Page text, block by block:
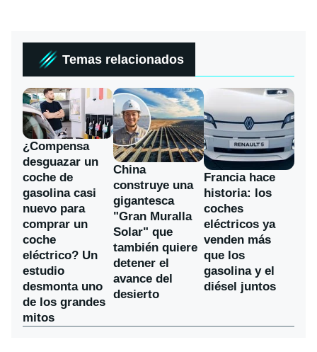
Temas relacionados
¿Compensa
desguazar un
coche de
gasolina casi
nuevo para
comprar un
coche
eléctrico? Un
estudio
desmonta uno
de los grandes
mitos
China
construye una
gigantesca
"Gran Muralla
Solar" que
también quiere
detener el
avance del
desierto
Francia hace
historia: los
coches
eléctricos ya
venden más
que los
gasolina y el
diésel juntos